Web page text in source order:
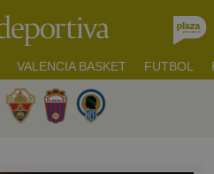
VALENCIA BASKET FUTBOL